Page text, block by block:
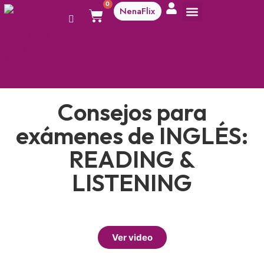
0
NenaFlix
Consejos para
exámenes de INGLÉS:
READING &
LISTENING
Ver video